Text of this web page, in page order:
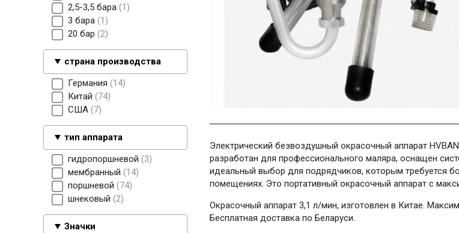
2,5-3,5 бара 1
3 бара 1
20 бар 2
страна производства
Германия
14
Китай
74
США 7
тип аппарата
гидропоршневой
3
мембранный
14
поршневой
74
шнековый 2
Значки
Электрический безвоздушный окрасочный аппарат
разработан для профессионального маляра, оснащен
идеальный выбор для подрядчиков, которым требуется
помещениях. Это портативный окрасочный аппарат с
Окрасочный аппарат 3,1 л/мин, изготовлен в Китае.
Бесплатная доставка по Беларуси.